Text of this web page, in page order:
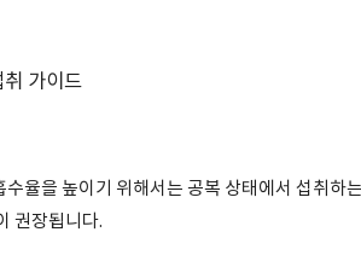
가이드
수율을 높이기 위해서는 공복 상태에서 섭취하
권장됩니다.